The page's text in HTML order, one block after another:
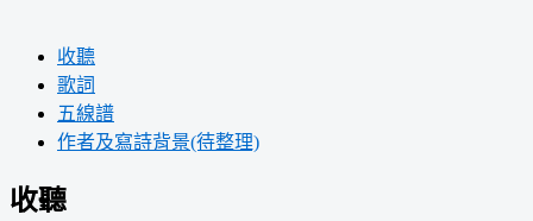
收聽
歌詞
五線譜
作者及寫詩背景(待整理)
收聽